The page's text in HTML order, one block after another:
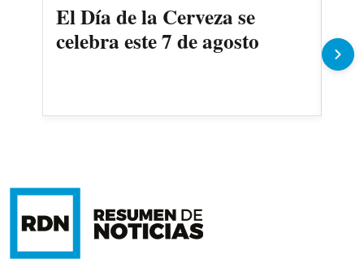
El Día de la Cerveza se
celebra este 7 de agosto